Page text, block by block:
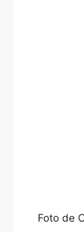
Foto de